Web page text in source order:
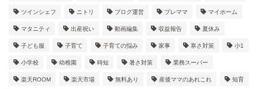
ツインシェフ ニトリ ブログ運営 プレママ マイホーム
マタニティ 出産祝い 動画編集 収益報告 夏休み
子ども服 子育て 子育ての悩み 家事 寒さ対策 小1
小学校 幼稚園 時短 暑さ対策 業務スーパー
楽天ROOM 楽天市場 無料あり 産後ママのあれこれ 知育